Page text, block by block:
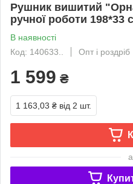
Рушник вишитий
ручної роботи 198*33
В наявності
Код: 140633..
Опт і роздріб
1 599 ₴
1 163,03 ₴ від 2 шт.